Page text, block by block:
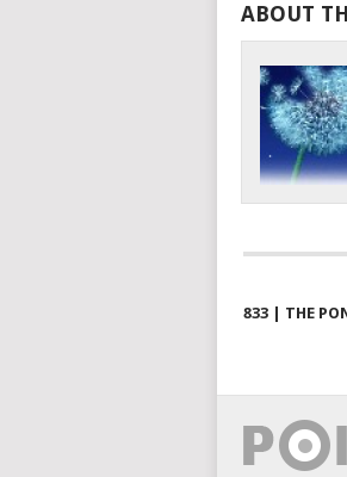
ABOUT
833 | THE